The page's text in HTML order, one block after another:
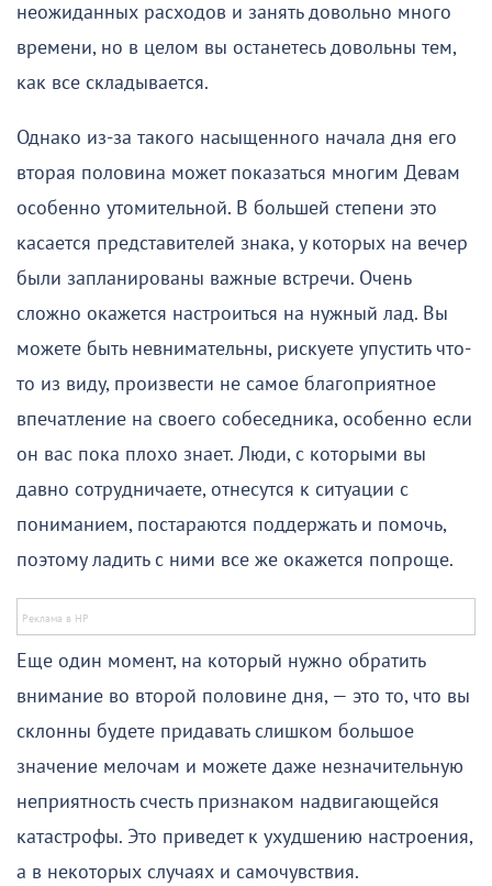
неожиданных расходов и занять довольно много
времени, но в целом вы останетесь довольны тем,
как все складывается.
Однако из-за такого насыщенного начала дня его
вторая половина может показаться многим Девам
особенно утомительной. В большей степени это
касается представителей знака, у которых на вечер
были запланированы важные встречи. Очень
сложно окажется настроиться на нужный лад. Вы
можете быть невнимательны, рискуете упустить что-
то из виду, произвести не самое благоприятное
впечатление на своего собеседника, особенно если
он вас пока плохо знает. Люди, с которыми вы
давно сотрудничаете, отнесутся к ситуации с
пониманием, постараются поддержать и помочь,
поэтому ладить с ними все же окажется попроще.
Еще один момент, на который нужно обратить
внимание во второй половине дня, — это то, что вы
склонны будете придавать слишком большое
значение мелочам и можете даже незначительную
неприятность счесть признаком надвигающейся
катастрофы. Это приведет к ухудшению настроения,
а в некоторых случаях и самочувствия.